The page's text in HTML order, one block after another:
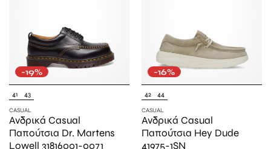
-19%
41 43
CASUAL
Ανδρικά Casual
Παπούτσια Dr. Martens
Lowell 31816001-0071
-16%
42 44
CASUAL
Ανδρικά Casual
Παπούτσια Hey Dude
41975-1SN